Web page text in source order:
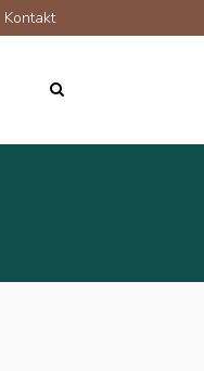
Kontakt